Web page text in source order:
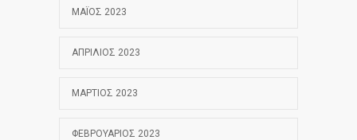
ΜΆΙΟΣ 2023
ΑΠΡΊΛΙΟΣ 2023
ΜΆΡΤΙΟΣ 2023
ΦΕΒΡΟΥΆΡΙΟΣ 2023